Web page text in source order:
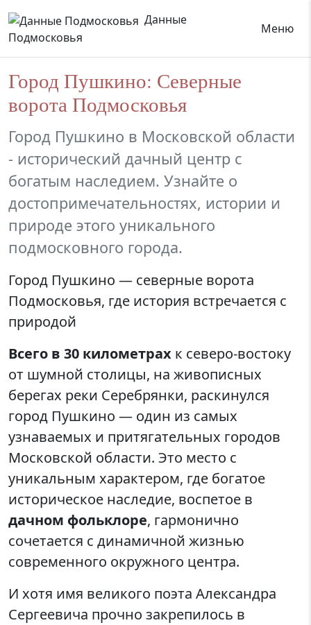
Данные
Подмосковья
Меню
Город Пушкино: Северные
ворота Подмосковья
Город Пушкино в Московской области
- исторический дачный центр с
богатым наследием. Узнайте о
достопримечательностях, истории и
природе этого уникального
подмосковного города.
Город Пушкино — северные ворота
Подмосковья, где история встречается с
природой
Всего в 30 километрах к северо-востоку
от шумной столицы, на живописных
берегах реки Серебрянки, раскинулся
город Пушкино — один из самых
узнаваемых и притягательных городов
Московской области. Это место с
уникальным характером, где богатое
историческое наследие, воспетое в
дачном фольклоре, гармонично
сочетается с динамичной жизнью
современного окружного центра.
И хотя имя великого поэта Александра
Сергеевича прочно закрепилось в